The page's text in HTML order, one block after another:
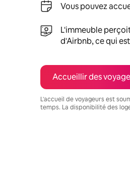
Vous pouvez
L'immeuble
d'Airbnb, ce qui
Accueillir des
L'accueil de voyageurs est
temps. La disponibilité des